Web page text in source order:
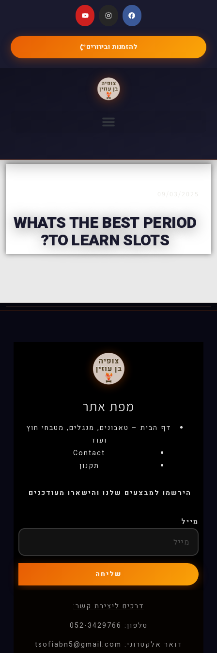
להזמנות ובירורים
09/03/2025
WHATS THE BEST PERIOD
TO LEARN SLOTS?
מפת אתר
דף הבית – טאבונים, מנגלים, מטבחי חוץ
ועוד
Contact
תקנון
הירשמו למבצעים שלנו והישארו מעודכנים
מייל
שליחה
דרכים ליצירת קשר:
טלפון: 052-3429766
דואר אלקטרוני: tsofiabn5@gmail.com